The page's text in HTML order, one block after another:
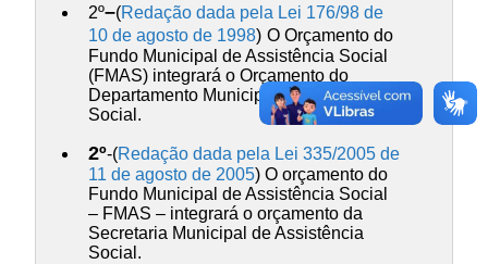
2º–(Redação dada pela Lei 176/98 de
10 de agosto de 1998) O Orçamento do
Fundo Municipal de Assistência Social
(FMAS) integrará o Orçamento do
Departamento Municipal de Promoção
Social.
2º-(Redação dada pela Lei 335/2005 de
11 de agosto de 2005) O orçamento do
Fundo Municipal de Assistência Social
– FMAS – integrará o orçamento da
Secretaria Municipal de Assistência
Social.